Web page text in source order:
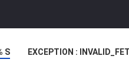
S EXCEPTION :